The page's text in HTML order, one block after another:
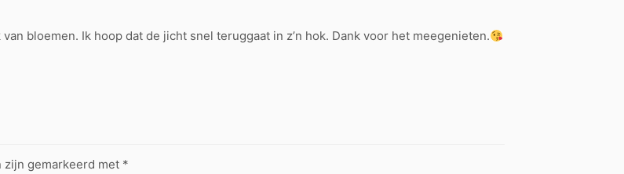
bloemen. Ik hoop dat de jicht snel teruggaat in z’n hok. Dank voor het meegenieten.
zijn gemarkeerd met *